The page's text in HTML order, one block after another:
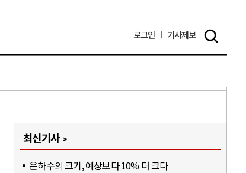
로그인 기사제보
최신기사
은하수의 크기, 예상보다 10% 더 크다